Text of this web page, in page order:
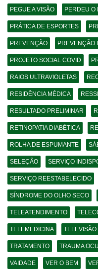
PEGUE A VISÃO PERDEU O
PRÁTICA DE ESPORTES
PREVENÇÃO PREVENÇÃO
PROJETO SOCIAL COVID
RAIOS ULTRAVIOLETAS
RESIDÊNCIA MÉDICA
RESULTADO PRELIMINAR
RETINOPATIA DIABÉTICA
ROLHA DE ESPUMANTE
SELEÇÃO SERVIÇO
SERVIÇO REESTABELECIDO
SÍNDROME DO OLHO SECO
TELEATENDIMENTO
TELEMEDICINA TELEVISÃO
TRATAMENTO TRAUMA
VAIDADE VER O BEM